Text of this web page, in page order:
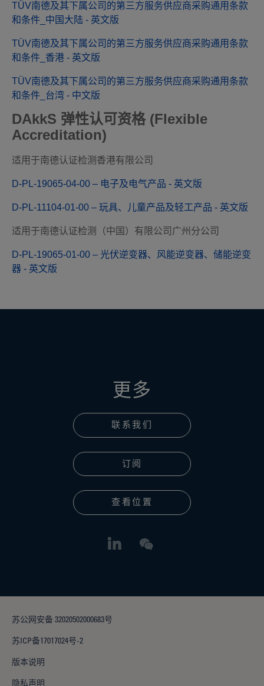
TÜV南德及其下属公司的第三方服务供应商采购通用条款
和条件_中国大陆 - 英文版
TÜV南德及其下属公司的第三方服务供应商采购通用条款
和条件_香港 - 英文版
TÜV南德及其下属公司的第三方服务供应商采购通用条款
和条件_台湾 - 中文版
DAkkS 弹性认可资格 (Flexible
Accreditation)
适用于南德认证检测香港有限公司
D-PL-19065-04-00 – 电子及电气产品 - 英文版
D-PL-11104-01-00 – 玩具、儿童产品及轻工产品 - 英文版
适用于南德认证检测（中国）有限公司广州分公司
D-PL-19065-01-00 – 光伏逆变器、风能逆变器、储能逆变
器 - 英文版
更多
联系我们
订阅
查看位置
苏公网安备 32020502000683号
苏ICP备17017024号-2
版本说明
隐私声明